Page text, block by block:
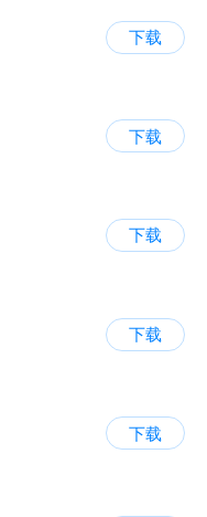
下载
下载
下载
下载
下载